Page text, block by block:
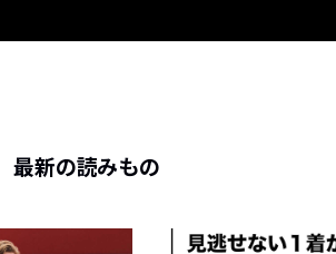
最新の読みもの